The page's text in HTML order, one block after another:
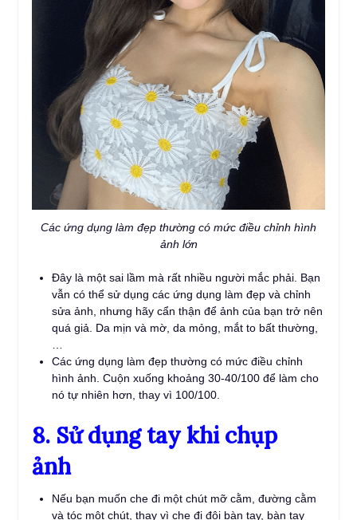
Các ứng dụng làm đẹp thường có mức điều chỉnh hình
ảnh lớn
Đây là một sai lầm mà rất nhiều người mắc phải. Bạn
vẫn có thể sử dụng các ứng dụng làm đẹp và chỉnh
sửa ảnh, nhưng hãy cẩn thận để ảnh của bạn trở nên
quá giả. Da mịn và mờ, da mỏng, mắt to bất thường,
Các ứng dụng làm đẹp thường có mức điều chỉnh
hình ảnh. Cuộn xuống khoảng 30-40/100 để làm cho
nó tự nhiên hơn, thay vì 100/100.
8. Sử dụng tay khi chụp
ảnh
Nếu bạn muốn che đi một chút mỡ cằm, đường cằm
và tóc một chút, thay vì che đi đôi bàn tay, bàn tay